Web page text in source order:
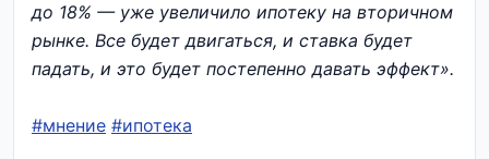
до 18% — уже увеличило ипотеку на вторичном
рынке. Все будет двигаться, и ставка будет
падать, и это будет постепенно давать эффект».
#мнение #ипотека